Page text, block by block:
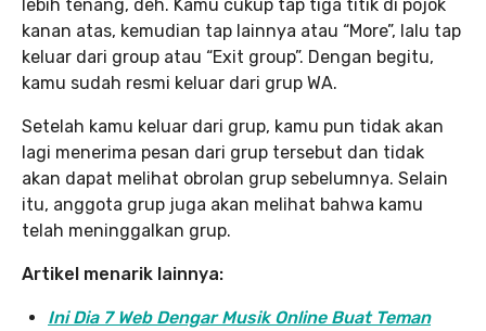
lebih tenang, deh. Kamu cukup tap tiga titik di pojok
kanan atas, kemudian tap lainnya atau “More”, lalu tap
keluar dari group atau “Exit group”. Dengan begitu,
kamu sudah resmi keluar dari grup WA.
Setelah kamu keluar dari grup, kamu pun tidak akan
lagi menerima pesan dari grup tersebut dan tidak
akan dapat melihat obrolan grup sebelumnya. Selain
itu, anggota grup juga akan melihat bahwa kamu
telah meninggalkan grup.
Artikel menarik lainnya:
Ini Dia 7 Web Dengar Musik Online Buat Teman